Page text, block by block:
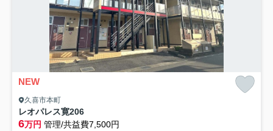
NEW
久喜市本町
レオパレス寛206
6万円 管理/共益費7,500円